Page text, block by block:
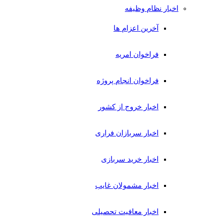
اخبار نظام وظیفه
آخرین اعزام ها
فراخوان امریه
فراخوان انجام پروژه
اخبار خروج از کشور
اخبار سربازان فراری
اخبار خرید سربازی
اخبار مشمولان غایب
اخبار معافیت تحصیلی